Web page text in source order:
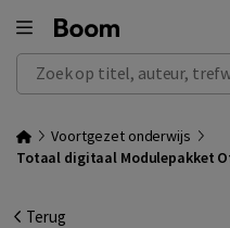
Zoek op titel, auteur,
Voortgezet onderwijs
Totaal digitaal Modulepakket
Terug